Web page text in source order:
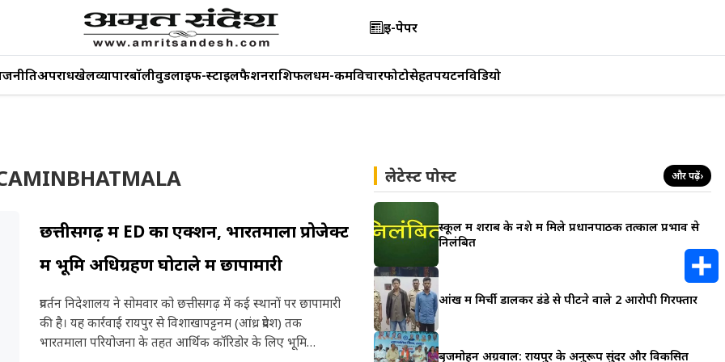
ई-पेपर
अपराधखेलव्यापारबॉलीवुडलाइफ-स्टाइलफैशनराशिफलधर्म-कर्मविचारफोटोसेहतपर्यटनविडियो
छत्तीसगढ़ में ED का एक्शन, भारतमाला प्रोजेक्ट
में भूमि अधिग्रहण घोटाले में छापामारी
प्रवर्तन निदेशालय ने सोमवार को छत्तीसगढ़ में कई स्थानों पर छापामारी
की है। यह कार्रवाई रायपुर से विशाखापट्टनम (आंध्र प्रदेश) तक
भारतमाला परियोजना के तहत आर्थिक कॉरिडोर के लिए भूमि…
लेटेस्ट पोस्ट और पढ़ें›
स्कूल में शराब के नशे में मिले प्रधानपाठक तत्काल प्रभाव से
निलंबित
आंख में मिर्ची डालकर डंडे से पीटने वाले 2 आरोपी गिरफ्तार
बृजमोहन अग्रवाल: रायपुर के अनुरूप सुंदर और विकसित
S